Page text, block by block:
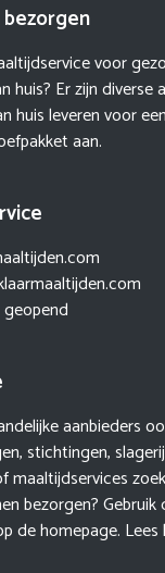
voor
huis? Er zijn diverse
huis leveren voor
aan.
aanbieders
stichtingen,
maaltijdservices
bezorgen? Gebruik
de homepage. Lees